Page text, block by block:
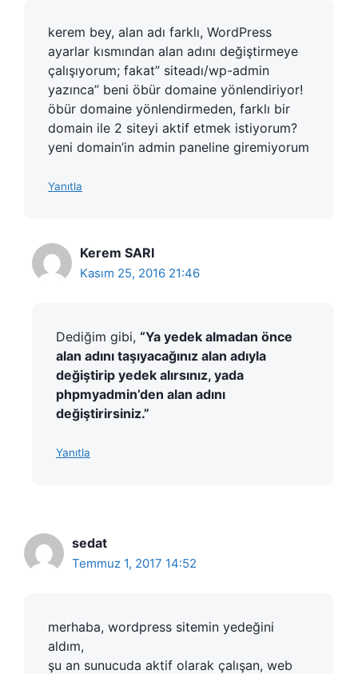
kerem bey, alan adı farklı, WordPress
ayarlar kısmından alan adını değiştirmeye
çalışıyorum; fakat” siteadı/wp-admin
yazınca” beni öbür domaine yönlendiriyor!
öbür domaine yönlendirmeden, farklı bir
domain ile 2 siteyi aktif etmek istiyorum?
yeni domain’in admin paneline giremiyorum
Yanıtla
Kerem SARI
Kasım 25, 2016 21:46
Dediğim gibi, “Ya yedek almadan önce
alan adını taşıyacağınız alan adıyla
değiştirip yedek alırsınız, yada
phpmyadmin’den alan adını
değiştirirsiniz.”
Yanıtla
sedat
Temmuz 1, 2017 14:52
merhaba, wordpress sitemin yedeğini
aldım,
şu an sunucuda aktif olarak çalışan, web